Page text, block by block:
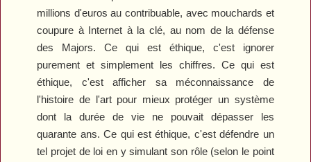
millions d'euros au contribuable, avec mouchards et
coupure à Internet à la clé, au nom de la défense
des Majors. Ce qui est éthique, c'est ignorer
purement et simplement les chiffres. Ce qui est
éthique, c'est afficher sa méconnaissance de
l'histoire de l'art pour mieux protéger un système
dont la durée de vie ne pouvait dépasser les
quarante ans. Ce qui est éthique, c'est défendre un
tel projet de loi en y simulant son rôle (selon le point